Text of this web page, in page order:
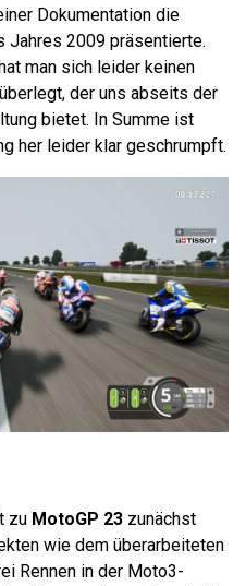
Dokumentation die
Jahres 2009 präsentierte.
man sich leider keinen
der uns abseits der
bietet. In Summe ist
her leider klar geschrumpft.
zu MotoGP 23 zunächst
wie dem überarbeiteten
Rennen in der Moto3-